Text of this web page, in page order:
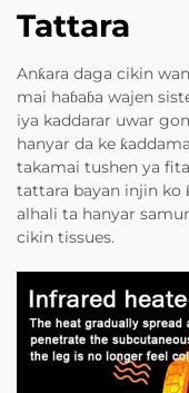
Tattara
Anƙara daga cikin
mai haɓaɓa wajen
iya kaddarar uwar
hanyar da ke
takamai tushen ya
tattara bayan injin ko
alhali ta hanyar
cikin tissues.